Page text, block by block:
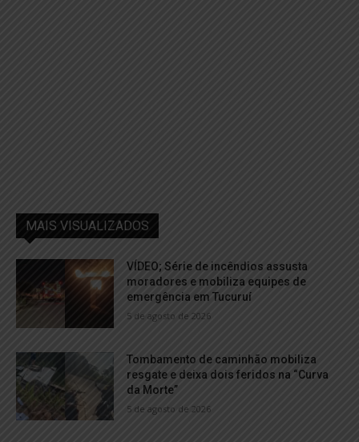
MAIS VISUALIZADOS
VÍDEO; Série de incêndios assusta
moradores e mobiliza equipes de
emergência em Tucuruí
5 de agosto de 2026
Tombamento de caminhão mobiliza
resgate e deixa dois feridos na “Curva
da Morte”
5 de agosto de 2026